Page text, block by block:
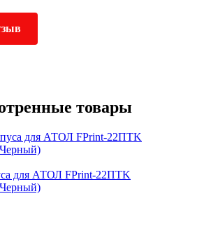
товары
для АТОЛ FPrint-22ПТK